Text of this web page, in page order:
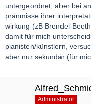
untergeordnet, aber bei
pränmisse ihrer
wirkung (zB Brendel-
damit für mich
pianisten/künstlern,
aber nur sekundär (für
Administrator